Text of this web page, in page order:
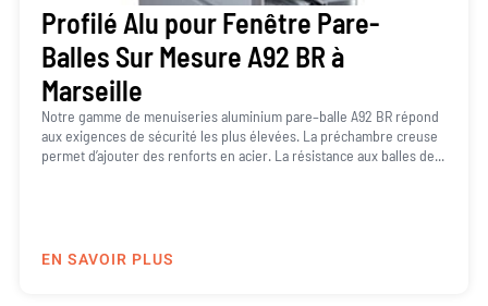
Profilé Alu pour Fenêtre Pare-
Balles Sur Mesure A92 BR à
Marseille
Notre gamme de menuiseries aluminium pare–balle A92 BR répond
aux exigences de sécurité les plus élevées. La préchambre creuse
permet d’ajouter des renforts en acier. La résistance aux balles de...
EN SAVOIR PLUS